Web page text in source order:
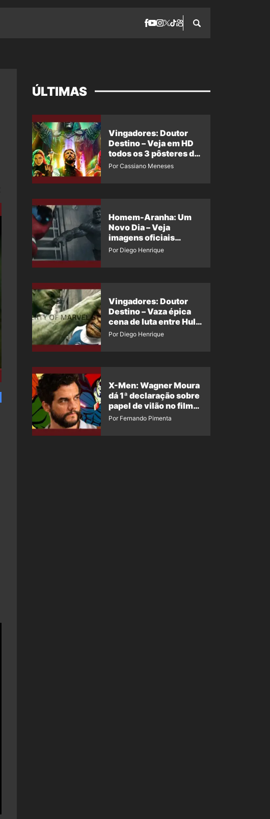
ÚLTIMAS
Vingadores: Doutor
Destino – Veja em HD
todos os 3 pôsteres de
‘Doomsday’ + 1 imagem
Por Cassiano Meneses
Homem-Aranha: Um
Novo Dia – Veja
imagens oficiais
descartadas do Hulk
Por Diego Henrique
Vingadores: Doutor
Destino – Vaza épica
cena de luta entre Hulk
e o Coisa
Por Diego Henrique
X-Men: Wagner Moura
dá 1ª declaração sobre
papel de vilão no filme
da Marvel
Por Fernando Pimenta